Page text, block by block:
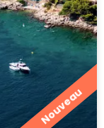
Nouveau